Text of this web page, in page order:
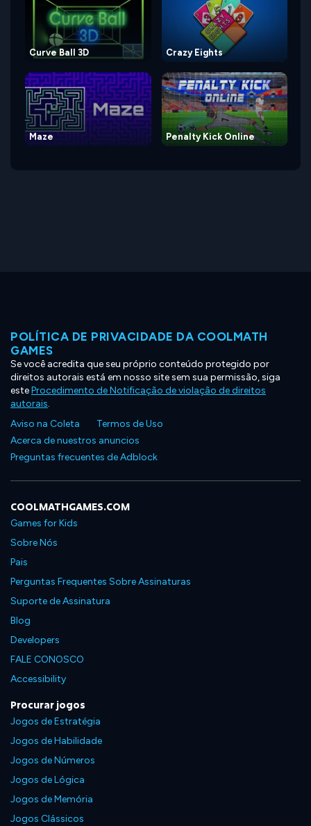
Curve Ball 3D Crazy Eights
Maze Penalty Kick Online
POLÍTICA DE PRIVACIDADE DA COOLMATH
GAMES
Se você acredita que seu próprio conteúdo protegido por
direitos autorais está em nosso site sem sua permissão, siga
esteProcedimento de Notificação de violação de direitos
autorais.
Aviso na Coleta
Termos de Uso
Acerca de nuestros anuncios
Preguntas frecuentes de Adblock
COOLMATHGAMES.COM
Games for Kids
Sobre Nós
Pais
Perguntas Frequentes Sobre Assinaturas
Suporte de Assinatura
Blog
Developers
FALE CONOSCO
Accessibility
Procurar jogos
Jogos de Estratégia
Jogos de Habilidade
Jogos de Números
Jogos de Lógica
Jogos de Memória
Jogos Clássicos